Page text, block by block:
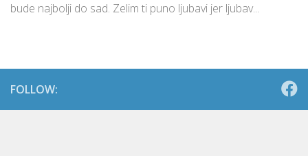
bude najbolji do sad. Zelim ti puno ljubavi jer ljubav...
FOLLOW: